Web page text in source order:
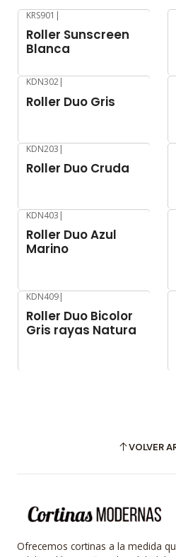
KRS901 |
Roller Sunscreen
Blanca
KDN302|
Roller Duo Gris
KDN203 |
Roller Duo Cruda
KDN403 |
Roller Duo Azul
Marino
KDN409|
Roller Duo Bicolor
Gris rayas Natura
VOLVER
Ofrecemos cortinas a la medida